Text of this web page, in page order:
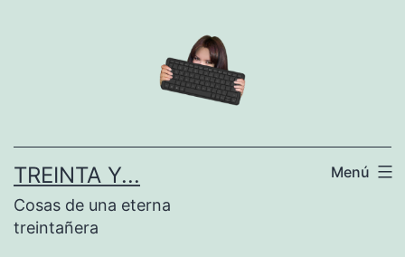
TREINTA Y...
Cosas de una eterna
treintañera
Menú